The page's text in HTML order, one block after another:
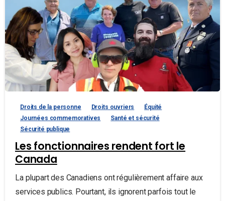
Droits de la personne Droits ouvriers
Équité
Journées commemoratives
Santé et sécurité
Sécurité publique
Les fonctionnaires rendent fort le
Canada
La plupart des Canadiens ont régulièrement affaire aux
services publics. Pourtant, ils ignorent parfois tout le